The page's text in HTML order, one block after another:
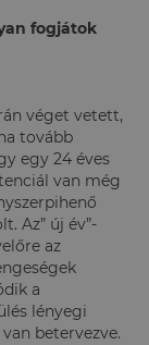
fogjátok
véget vetett,
tovább
egy 24 éves
van még
Az” új év”-
az
a
lényegi
betervezve.